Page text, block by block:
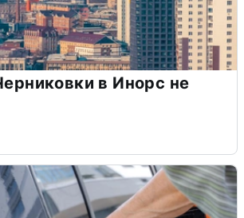
в Инорс не